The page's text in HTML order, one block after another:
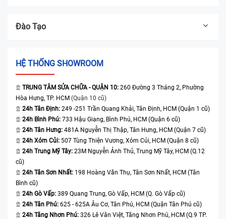
Đào Tạo
HỆ THỐNG SHOWROOM
TRUNG TÂM SỬA CHỮA - QUẬN 10: 260 Đường 3 Tháng 2, Phường
Hòa Hưng, TP. HCM (Quận 10 cũ)
24h Tân Định: 249 -251 Trần Quang Khải, Tân Định, HCM (Quận 1 cũ)
24h Bình Phú: 733 Hậu Giang, Bình Phú, HCM (Quận 6 cũ)
24h Tân Hưng: 481A Nguyễn Thị Thập, Tân Hưng, HCM (Quận 7 cũ)
24h Xóm Củi: 507 Tùng Thiện Vương, Xóm Củi, HCM (Quận 8 cũ)
24h Trung Mỹ Tây: 23M Nguyễn Ảnh Thủ, Trung Mỹ Tây, HCM (Q.12
cũ)
24h Tân Sơn Nhất: 198 Hoàng Văn Thụ, Tân Sơn Nhất, HCM (Tân
Bình cũ)
24h Gò Vấp: 389 Quang Trung, Gò Vấp, HCM (Q. Gò Vấp cũ)
24h Tân Phú: 625 - 625A Âu Cơ, Tân Phú, HCM (Quận Tân Phú cũ)
24h Tăng Nhơn Phú: 326 Lê Văn Việt, Tăng Nhơn Phú, HCM (Q.9 TP.